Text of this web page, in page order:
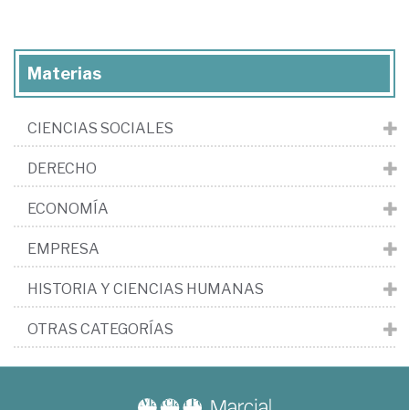
Materias
CIENCIAS SOCIALES
DERECHO
ECONOMÍA
EMPRESA
HISTORIA Y CIENCIAS HUMANAS
OTRAS CATEGORÍAS